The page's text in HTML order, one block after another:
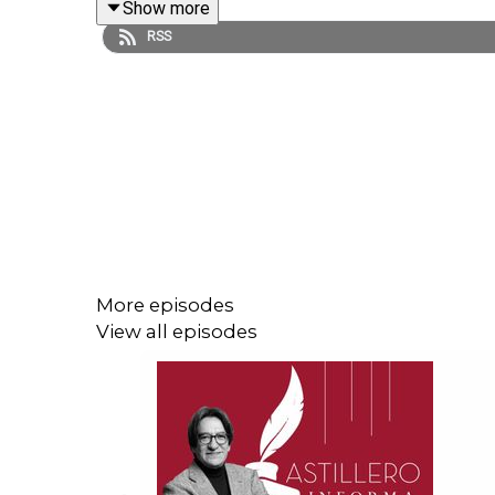
Tienda:
https://julioastillerotienda.com/
Show more
RSS
More episodes
View all episodes